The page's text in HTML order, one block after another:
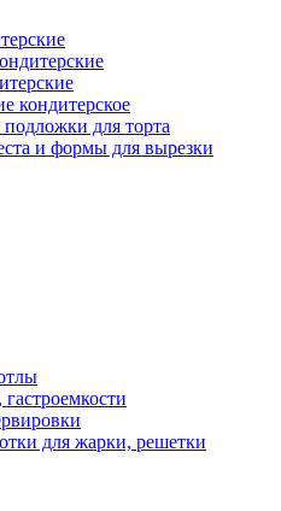
кондитерское
для торта
и формы для вырезки
для жарки, решетки